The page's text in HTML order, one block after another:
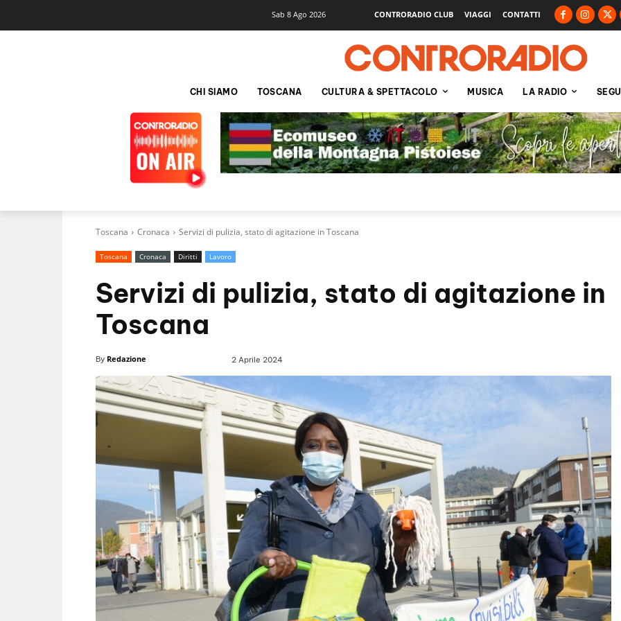
Sab 8 Ago 2026 CONTRORADIO CLUB VIAGGI CONTATTI
CHI SIAMO TOSCANA CULTURA & SPETTACOLO MUSICA LA RADIO
Toscana Cronaca Servizi di pulizia, stato di agitazione in Toscana
Toscana Cronaca Diritti Lavoro
Servizi di pulizia, stato di agitazione in
Toscana
By Redazione 2 Aprile 2024